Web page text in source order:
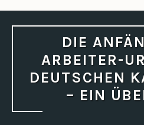
DIE
ARBEITER-
DEUTSCHEN
– EIN